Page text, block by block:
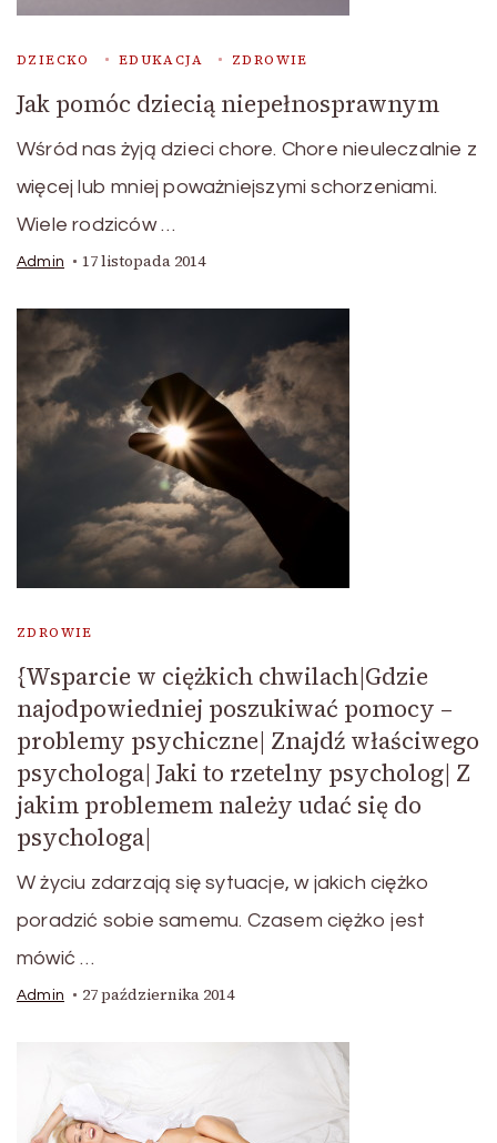
DZIECKO EDUKACJA ZDROWIE
Jak pomóc dziecią niepełnosprawnym
Wśród nas żyją dzieci chore. Chore nieuleczalnie z
więcej lub mniej poważniejszymi schorzeniami.
Wiele rodziców …
Admin 17 listopada 2014
ZDROWIE
{Wsparcie w ciężkich chwilach|Gdzie
najodpowiedniej poszukiwać pomocy –
problemy psychiczne| Znajdź właściwego
psychologa| Jaki to rzetelny psycholog| Z
jakim problemem należy udać się do
psychologa|
W życiu zdarzają się sytuacje, w jakich ciężko
poradzić sobie samemu. Czasem ciężko jest
mówić …
Admin 27 października 2014